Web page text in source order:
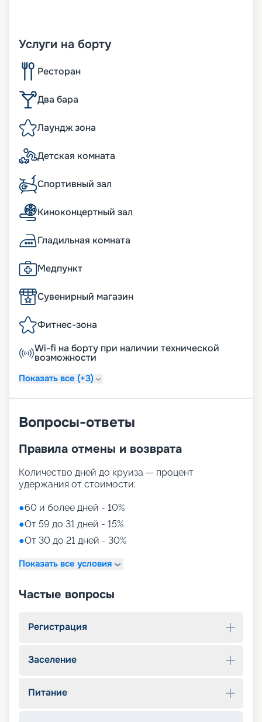
Услуги на борту
Ресторан
Два бара
Лаундж зона
Детская комната
Спортивный зал
Киноконцертный зал
Гладильная комната
Медпункт
Сувенирный магазин
Фитнес-зона
Wi-fi на борту при наличии технической
возможности
Показать все (+3)
Вопросы-ответы
Правила отмены и возврата
Количество дней до круиза — процент
удержания от стоимости:
●60 и более дней - 10%
●От 59 до 31 дней - 15%
●От 30 до 21 дней - 30%
Показать все условия
Частые вопросы
Регистрация
Заселение
Питание